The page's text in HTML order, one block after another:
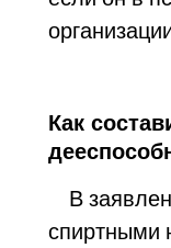
Как
В
спиртными